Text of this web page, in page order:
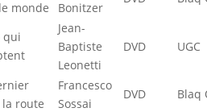
monde
Bonitzer
qui
Jean-
Baptiste
Leonetti
DVD UGC
route
Francesco
Sossai
DVD Blaq